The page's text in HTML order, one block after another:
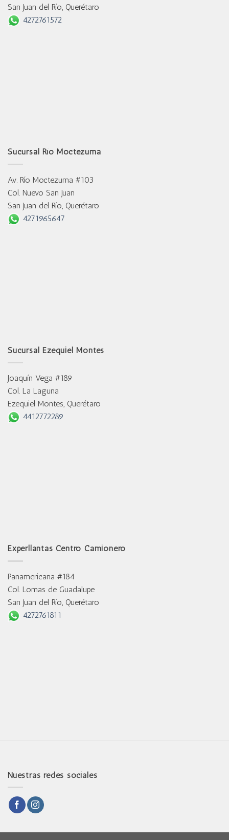
San Juan del Río, Querétaro
4272761572
Sucursal Río Moctezuma
Av. Río Moctezuma #103
Col. Nuevo San Juan
San Juan del Río, Querétaro
4271965647
Sucursal Ezequiel Montes
Joaquín Vega #189
Col. La Laguna
Ezequiel Montes, Querétaro
4412772289
Experllantas Centro Camionero
Panamericana #184
Col. Lomas de Guadalupe
San Juan del Río, Querétaro
4272761811
Nuestras redes sociales